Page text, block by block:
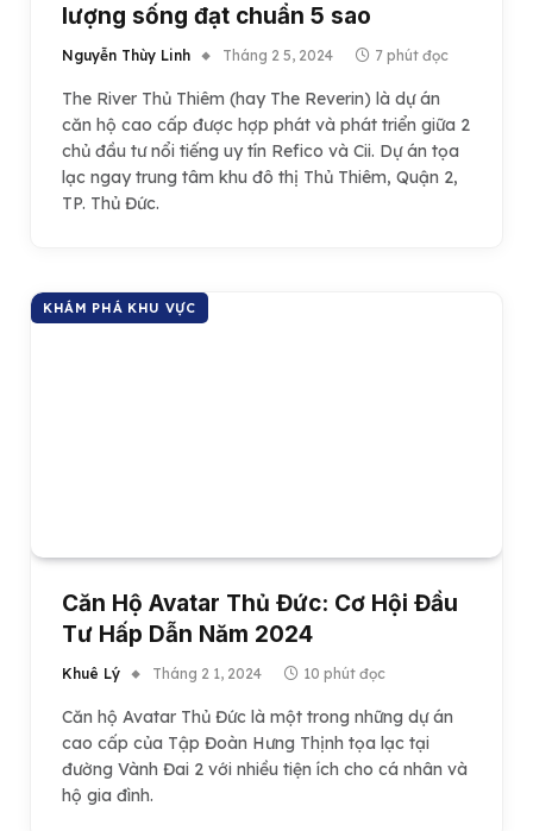
lượng sống đạt chuẩn 5 sao
Nguyễn Thùy Linh Tháng 2 5, 2024 7 phút đọc
The River Thủ Thiêm (hay The Reverin) là dự án
căn hộ cao cấp được hợp phát và phát triển giữa 2
chủ đầu tư nổi tiếng uy tín Refico và Cii. Dự án tọa
lạc ngay trung tâm khu đô thị Thủ Thiêm, Quận 2,
TP. Thủ Đức.
KHÁM PHÁ KHU VỰC
Căn Hộ Avatar Thủ Đức: Cơ Hội Đầu
Tư Hấp Dẫn Năm 2024
Khuê Lý Tháng 2 1, 2024 10 phút đọc
Căn hộ Avatar Thủ Đức là một trong những dự án
cao cấp của Tập Đoàn Hưng Thịnh tọa lạc tại
đường Vành Đai 2 với nhiều tiện ích cho cá nhân và
hộ gia đình.